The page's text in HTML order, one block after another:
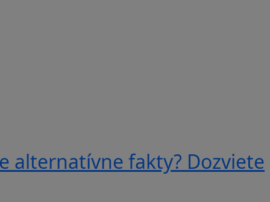
alternatívne fakty? Dozviete